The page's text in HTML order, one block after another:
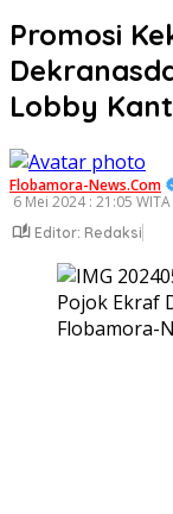
Promosi
Lobby
Flobamora-News.Com
6 Mei 2024 : 21:05
Editor: Redaksi
Pojok Ekraf
Flobamora-